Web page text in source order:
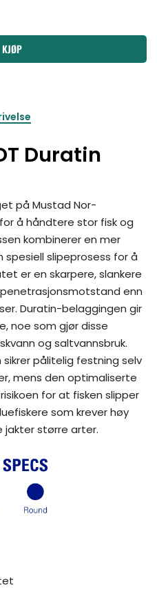
KJØP
Duratin
på Mustad Nor-
å håndtere stor fisk og
kombinerer en mer
slipeprosess for å
er en skarpere, slankere
enn
Duratin-belaggingen gir
noe som gjør disse
og saltvannsbruk.
pålitelig festning selv
mens den optimaliserte
for at fisken slipper
som krever høy
jakter større arter.